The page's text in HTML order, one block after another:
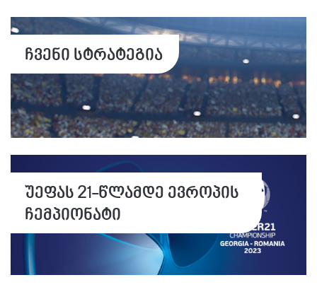
ჩვენი სტრატეგია
უეფას 21-წლამდე ევროპის
ჩემპიონატი